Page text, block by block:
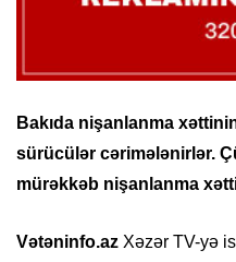
Bakıda nişanlanma
sürücülər cərimələnirlər.
mürəkkəb nişanlanma
Vətəninfo.az Xəzər TV-yə